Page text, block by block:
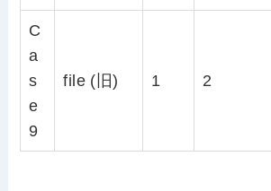
C
a
s
e
9
file (旧) 1 2